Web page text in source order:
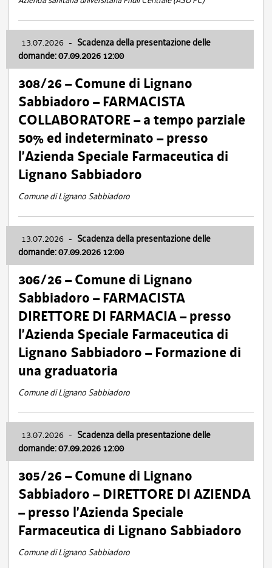
13.07.2026 - Scadenza della presentazione delle
domande: 07.09.2026 12:00
308/26 – Comune di Lignano
Sabbiadoro – FARMACISTA
COLLABORATORE – a tempo parziale
50% ed indeterminato – presso
l’Azienda Speciale Farmaceutica di
Lignano Sabbiadoro
Comune di Lignano Sabbiadoro
13.07.2026 - Scadenza della presentazione delle
domande: 07.09.2026 12:00
306/26 – Comune di Lignano
Sabbiadoro – FARMACISTA
DIRETTORE DI FARMACIA – presso
l’Azienda Speciale Farmaceutica di
Lignano Sabbiadoro – Formazione di
una graduatoria
Comune di Lignano Sabbiadoro
13.07.2026 - Scadenza della presentazione delle
domande: 07.09.2026 12:00
305/26 – Comune di Lignano
Sabbiadoro – DIRETTORE DI AZIENDA
– presso l’Azienda Speciale
Farmaceutica di Lignano Sabbiadoro
Comune di Lignano Sabbiadoro